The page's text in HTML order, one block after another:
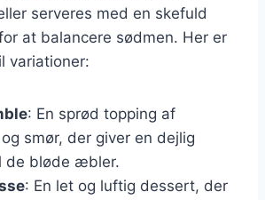
serveres med en skefuld
at balancere sødmen. Her er
variationer:
: En sprød topping af
smør, der giver en dejlig
de bløde æbler.
: En let og luftig dessert, der